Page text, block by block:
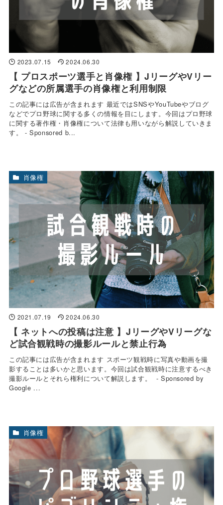
2023.07.15 2024.06.30
【 プロスポーツ選手と肖像権 】JリーグやVリー
グなどの所属選手の肖像権と利用制限
この記事には広告が含まれます 最近ではSNSやYouTubeやブログ
などでプロ野球に関する多くの情報を目にします。今回はプロ野球
に関する著作権・肖像権について法律も用いながら解説していきま
す。 - Sponsored b...
2021.07.19 2024.06.30
【 ネットへの投稿は注意 】JリーグやVリーグな
ど試合観戦時の撮影ルールと禁止行為
この記事には広告が含まれます スポーツ観戦時に写真や動画を撮
影することは多いかと思います。今回は試合観戦時に注意するべき
撮影ルールとそれら権利について解説します。 - Sponsored by
Google ...
肖像権
肖像権